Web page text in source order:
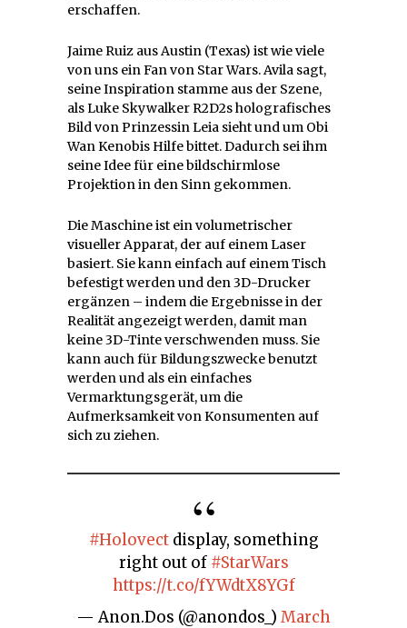
erschaffen.
Jaime Ruiz aus Austin (Texas) ist wie viele
von uns ein Fan von Star Wars. Avila sagt,
seine Inspiration stamme aus der Szene,
als Luke Skywalker R2D2s holografisches
Bild von Prinzessin Leia sieht und um Obi
Wan Kenobis Hilfe bittet. Dadurch sei ihm
seine Idee für eine bildschirmlose
Projektion in den Sinn gekommen.
Die Maschine ist ein volumetrischer
visueller Apparat, der auf einem Laser
basiert. Sie kann einfach auf einem Tisch
befestigt werden und den 3D-Drucker
ergänzen – indem die Ergebnisse in der
Realität angezeigt werden, damit man
keine 3D-Tinte verschwenden muss. Sie
kann auch für Bildungszwecke benutzt
werden und als ein einfaches
Vermarktungsgerät, um die
Aufmerksamkeit von Konsumenten auf
sich zu ziehen.
#Holovectdisplay, something
right out of #StarWars
https://t.co/fYWdtX8YGf
— Anon.Dos (@anondos_) March